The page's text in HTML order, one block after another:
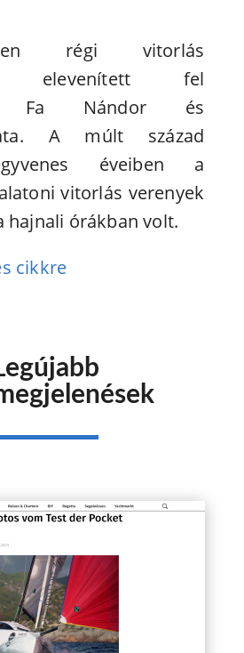
régi vitorlás
elevenített fel
Fa Nándor és
A múlt század
éveiben a
vitorlás verenyek
hajnali órákban volt.
cikkre